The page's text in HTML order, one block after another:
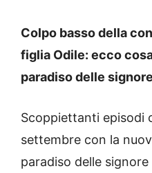
Colpo basso della
figlia Odile: ecco
paradiso delle signore
Scoppiettanti episodi
settembre con la
paradiso delle signore